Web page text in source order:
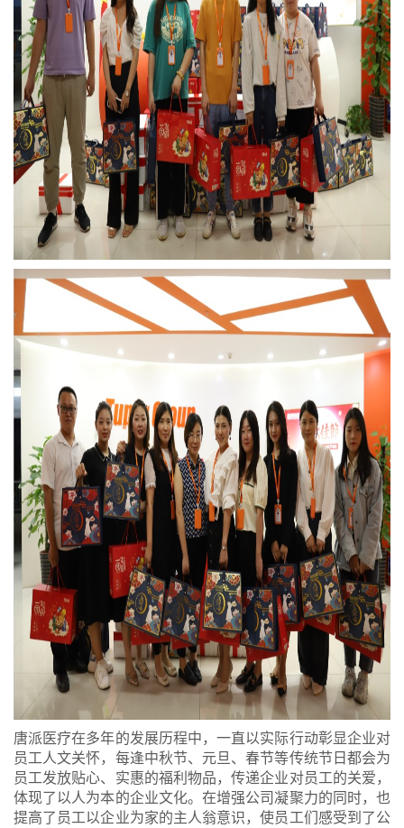
唐派医疗在多年的发展历程中，一直以实际行动彰显企业对
员工人文关怀，每逢中秋节、元旦、春节等传统节日都会为
员工发放贴心、实惠的福利物品，传递企业对员工的关爱，
体现了以人为本的企业文化。在增强公司凝聚力的同时，也
提高了员工以企业为家的主人翁意识，使员工们感受到了公